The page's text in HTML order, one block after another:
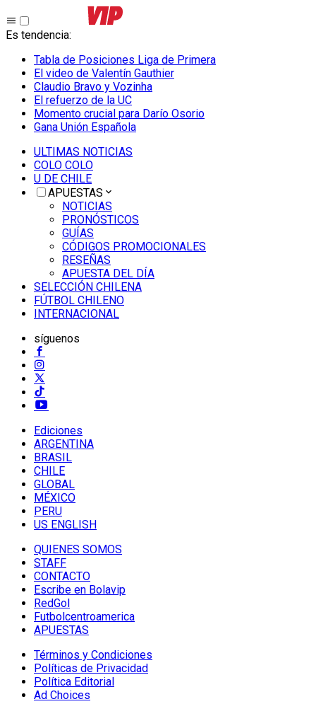
Es tendencia:
Tabla de Posiciones Liga de Primera
El video de Valentín Gauthier
Claudio Bravo y Vozinha
El refuerzo de la UC
Momento crucial para Darío Osorio
Gana Unión Española
ULTIMAS NOTICIAS
COLO COLO
U DE CHILE
APUESTAS
NOTICIAS
PRONÓSTICOS
GUÍAS
CÓDIGOS PROMOCIONALES
RESEÑAS
APUESTA DEL DÍA
SELECCIÓN CHILENA
FÚTBOL CHILENO
INTERNACIONAL
síguenos
Ediciones
ARGENTINA
BRASIL
CHILE
GLOBAL
MÉXICO
PERU
US ENGLISH
QUIENES SOMOS
STAFF
CONTACTO
Escribe en Bolavip
RedGol
Futbolcentroamerica
APUESTAS
Términos y Condiciones
Políticas de Privacidad
Política Editorial
Ad Choices